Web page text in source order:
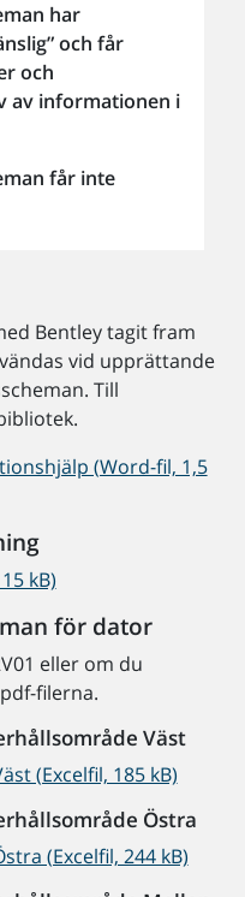
har
och får
och
av informationen i
får inte
Bentley tagit fram
vid upprättande
Till
(Word-fil, 1,5
kB)
för dator
eller om du
filerna.
Väst
(Excelfil, 185 kB)
Östra
(Excelfil, 244 kB)